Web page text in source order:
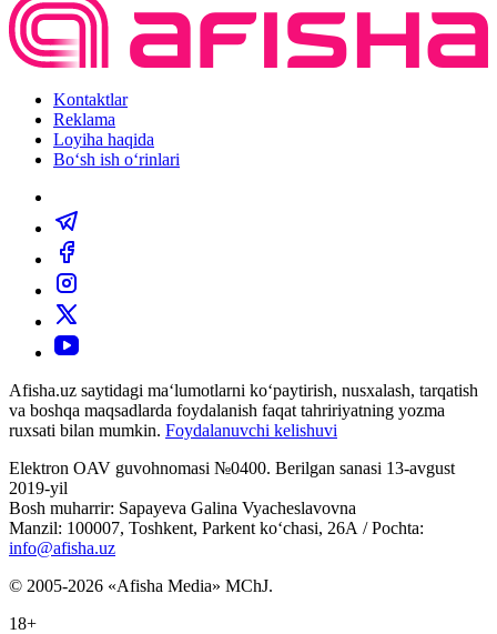
Kontaktlar
Reklama
Loyiha haqida
Bo‘sh ish o‘rinlari
Afisha.uz saytidagi ma‘lumotlarni ko‘paytirish, nusxalash, tarqatish
va boshqa maqsadlarda foydalanish faqat tahririyatning yozma
ruxsati bilan mumkin. Foydalanuvchi kelishuvi
Elektron OAV guvohnomasi №0400. Berilgan sanasi 13-avgust
2019-yil
Bosh muharrir: Sapayeva Galina Vyacheslavovna
Manzil: 100007, Toshkent, Parkent ko‘chasi, 26А / Pochta:
info@afisha.uz
© 2005-2026 «Afisha Media» MChJ.
18+